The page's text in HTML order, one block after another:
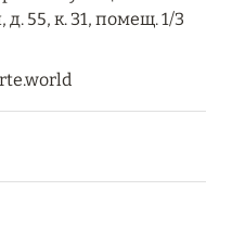
– ВСЁ
55, к. 31, помещ. 1/3